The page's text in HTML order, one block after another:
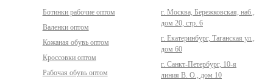
Ботинки рабочие оптом
Валенки оптом
Кожаная обувь оптом
Кроссовки оптом
Рабочая обувь оптом
г. Москва, Бережковская, наб.,
дом 20, стр. 6
г. Екатеринбург, Таганская ул.,
дом 60
г. Санкт-Петербург, 10-я
линия В. О., дом 10